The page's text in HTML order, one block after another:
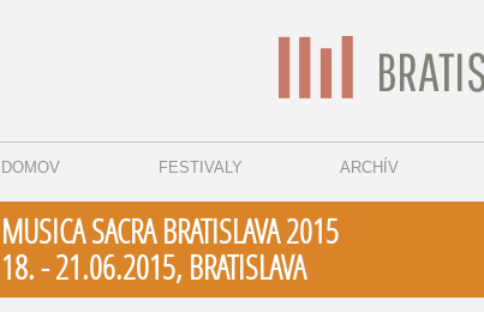
DOMOV FESTIVALY ARCHÍV
MUSICA SACRA BRATISLAVA 2015
18. - 21.06.2015, BRATISLAVA